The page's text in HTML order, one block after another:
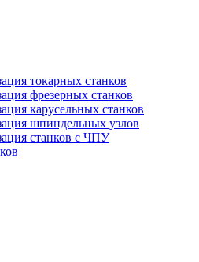
токарных станков
фрезерных станков
карусельных станков
шпиндельных узлов
станков с ЧПУ